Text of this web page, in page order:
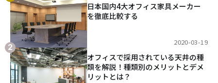
日本国内4大オフィス家具メーカー
を徹底比較する
2020-03-19
オフィスで採用されている天井の種
類を解説！種類別のメリットとデメ
リットとは？